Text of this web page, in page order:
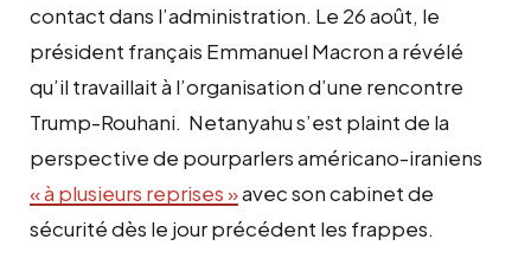
contact dans l’administration. Le 26 août, le
président français Emmanuel Macron a révélé
qu’il travaillait à l’organisation d’une rencontre
Trump-Rouhani. Netanyahu s’est plaint de la
perspective de pourparlers américano-iraniens
« à plusieurs reprises »avec son cabinet de
sécurité dès le jour précédent les frappes.